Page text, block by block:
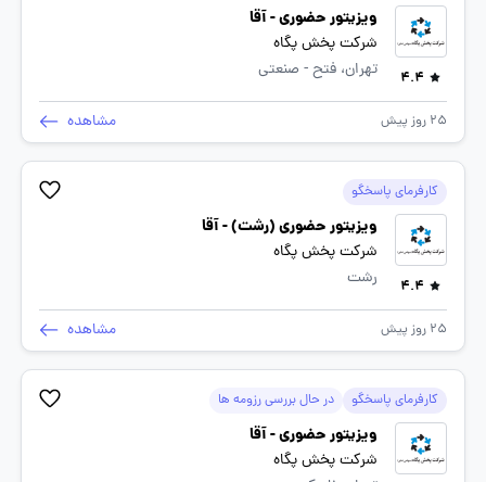
4.4
ویزیتور حضوری - آقا
شرکت پخش پگاه
تهران، فتح - صنعتی
25 روز پیش مشاهده
کارفرمای پاسخگو
4.4
ویزیتور حضوری (رشت) - آقا
شرکت پخش پگاه
رشت
25 روز پیش مشاهده
کارفرمای پاسخگو در حال بررسی رزومه ها
ویزیتور حضوری - آقا
شرکت پخش پگاه